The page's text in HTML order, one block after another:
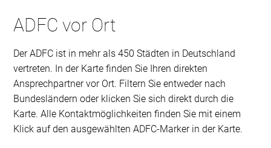
ADFC vor Ort
Der ADFC ist in mehr als 450 Städten in Deutschland
vertreten. In der Karte finden Sie Ihren direkten
Ansprechpartner vor Ort. Filtern Sie entweder nach
Bundesländern oder klicken Sie sich direkt durch die
Karte. Alle Kontaktmöglichkeiten finden Sie mit einem
Klick auf den ausgewählten ADFC-Marker in der Karte.